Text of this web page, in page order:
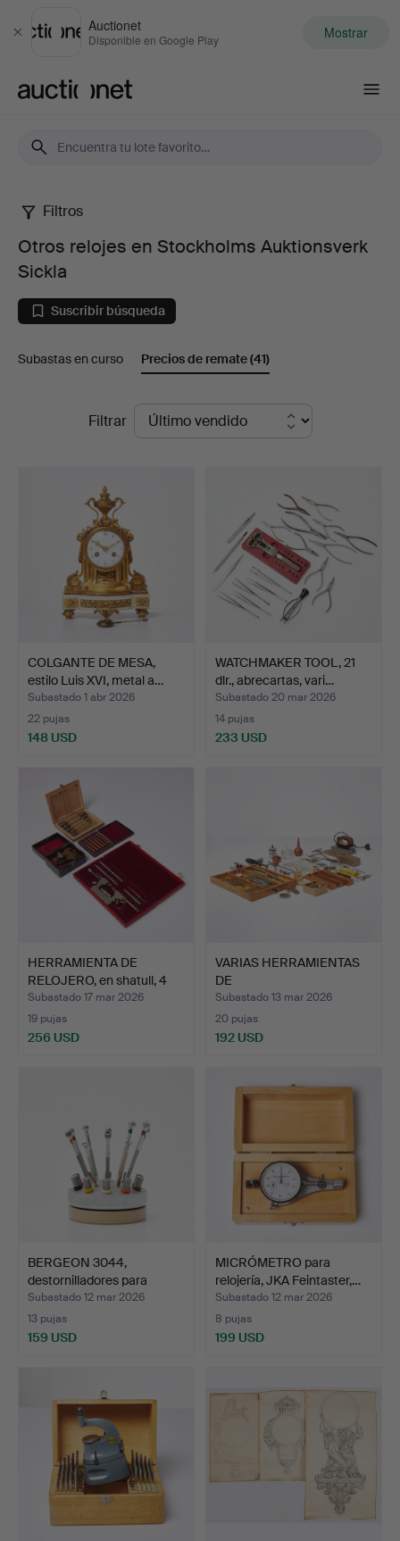
Cerrar
Auctionet
Disponible en Google Play Mostrar
Otros
relojes
en
Stockholms
Filtros
Otros relojes en Stockholms Auktionsverk
Sickla
Suscribir búsqueda
Subastas en curso Precios de remate(41)
Filtrar
COLGANTE DE MESA,
estilo Luis XVI, metal a…
Subastado 1 abr 2026
22 pujas
148 USD
WATCHMAKER TOOL, 21
dlr., abrecartas, vari…
Subastado 20 mar 2026
14 pujas
233 USD
HERRAMIENTA DE
RELOJERO, en shatull, 4
dlr…
Subastado 17 mar 2026
19 pujas
256 USD
VARIAS HERRAMIENTAS
DE
RELOJERÍA/RELOJERÍA…
Subastado 13 mar 2026
20 pujas
192 USD
BERGEON 3044,
destornilladores para
reloje…
Subastado 12 mar 2026
13 pujas
159 USD
MICRÓMETRO para
relojería, JKA Feintaster,…
Subastado 12 mar 2026
8 pujas
199 USD